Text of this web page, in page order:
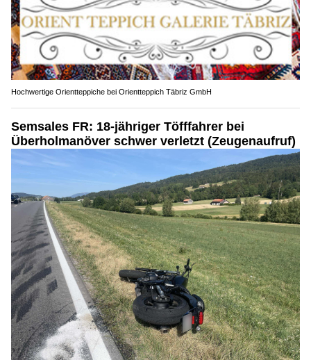
Hochwertige Orientteppiche bei Orientteppich Täbriz GmbH
Semsales FR: 18-jähriger Töfffahrer bei
Überholmanöver schwer verletzt (Zeugenaufruf)